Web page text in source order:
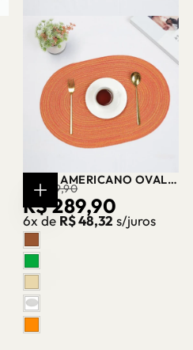
ESCOLHER
OPÇÕES
JOGO AMERICANO OVAL
TRANÇADO ALGODÃO
CASA SPLENDIDA
PREÇO
REGULAR
R$ 349,90
PREÇO
PROMOCIONAL
R$ 289,90
6x de R$ 48,32 s/juros
CINZA